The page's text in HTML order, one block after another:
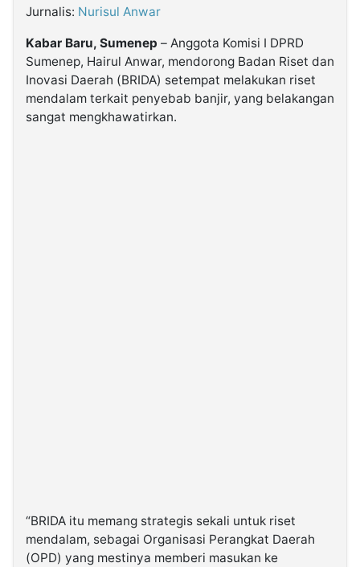
Kabarbaru.co
2026
Jurnalis: Nurisul Anwar
Kabar Baru, Sumenep – Anggota Komisi I DPRD
Sumenep, Hairul Anwar, mendorong Badan Riset dan
Inovasi Daerah (BRIDA) setempat melakukan riset
mendalam terkait penyebab banjir, yang belakangan
sangat mengkhawatirkan.
“BRIDA itu memang strategis sekali untuk riset
mendalam, sebagai Organisasi Perangkat Daerah
(OPD) yang mestinya memberi masukan ke